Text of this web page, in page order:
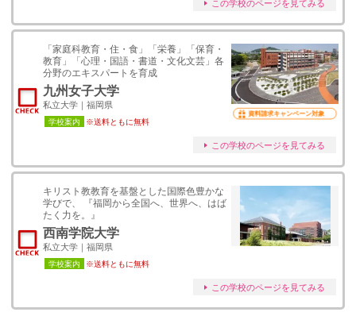
この学校のページを見てみる
「家庭科教育・住・食」「栄養」「保育・
教育」「心理・国語・書道・文化文芸」各
分野のエキスパートを育成
九州女子大学
私立大学｜福岡県
学校案内 ※送料ともに無料
資料請求キャンペーン対象
この学校のページを見てみる
キリスト教教育を基盤とした国際色豊かな
学びで、 『福岡から全国へ、世界へ、はば
たく力を。』
西南学院大学
私立大学｜福岡県
学校案内 ※送料ともに無料
この学校のページを見てみる